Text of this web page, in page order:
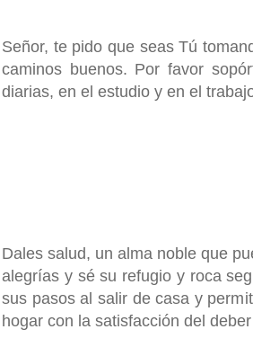
Señor, te pido que seas Tú
caminos buenos. Por favor
diarias, en el estudio y en el
Dales salud, un alma noble que
alegrías y sé su refugio y roca
sus pasos al salir de casa y
hogar con la satisfacción del